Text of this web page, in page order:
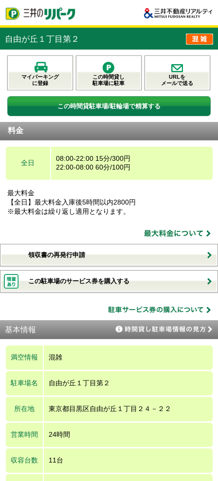
自由が丘１丁目第２
マイパーキング
に登録
この時間貸し
駐車場に駐車
URLを
メールで送る
この時間貸駐車場/駐輪場で精算する
料金
全日
08:00-22:00 15分/300円
22:00-08:00 60分/100円
最大料金
【全日】最大料金入庫後5時間以内2800円
※最大料金は繰り返し適用となります。
領収書の再発行申請
この駐車場のサービス券を購入する
基本情報
満空情報 混雑
駐車場名 自由が丘１丁目第２
所在地 東京都目黒区自由が丘１丁目２４－２２
営業時間 24時間
収容台数 11台